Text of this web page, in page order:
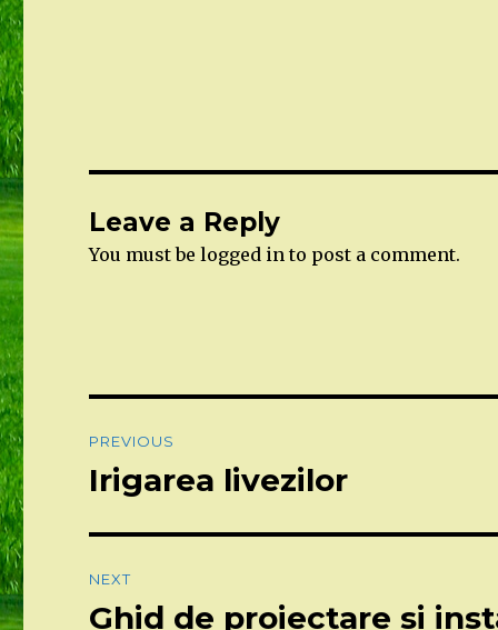
Leave a Reply
You must belogged into post a comment.
navigation
PREVIOUS
Previous
Irigarea livezilor
NEXT
Next
Ghid de proiectare si